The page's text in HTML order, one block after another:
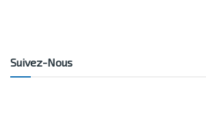
Suivez-Nous